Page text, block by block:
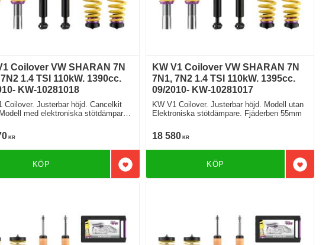
Coilover VW SHARAN 7N
1.4 TSI 110kW. 1390cc.
KW-10281018
Coilover. Justerbar höjd. Cancelkit
med elektroniska stötdämpare
KR
Lägg till i favoriter
KÖP
KW V1 Coilover VW SHARAN 7N
7N1, 7N2 1.4 TSI 110kW. 1395cc.
09/2010- KW-10281017
KW V1 Coilover. Justerbar höjd. Modell utan
Elektroniska stötdämpare. Fjäderben 55mm
18 580 KR
Lägg
KÖP